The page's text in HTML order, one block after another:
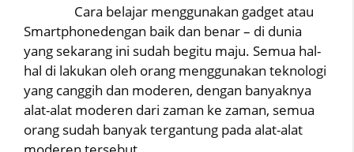
Cara belajar menggunakan gadget atau
Smartphonedengan baik dan benar – di dunia
yang sekarang ini sudah begitu maju. Semua hal-
hal di lakukan oleh orang menggunakan teknologi
yang canggih dan moderen, dengan banyaknya
alat-alat moderen dari zaman ke zaman, semua
orang sudah banyak tergantung pada alat-alat